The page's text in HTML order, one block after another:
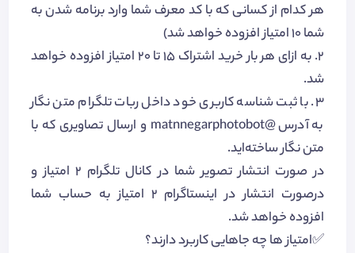
هر کدام از کسانی که با کد معرف شما وارد برنامه شدن به
شما 10 امتیاز افزوده خواهد شد)
۲. به ازای هر بار خرید اشتراک 15 تا 20 امتیاز افزوده خواهد
شد.
۳. با ثبت شناسه کاربری خود داخل ربات تلگرام متن نگار
به آدرس @matnnegarphotobot و ارسال تصاویری که با
متن نگار ساخته‌اید.
در صورت انتشار تصویر شما در کانال تلگرام 2 امتیاز و
درصورت انتشار در اینستاگرام 2 امتیاز به حساب شما
افزوده خواهد شد.
✅امتیاز ها چه جاهایی کاربرد دارند؟